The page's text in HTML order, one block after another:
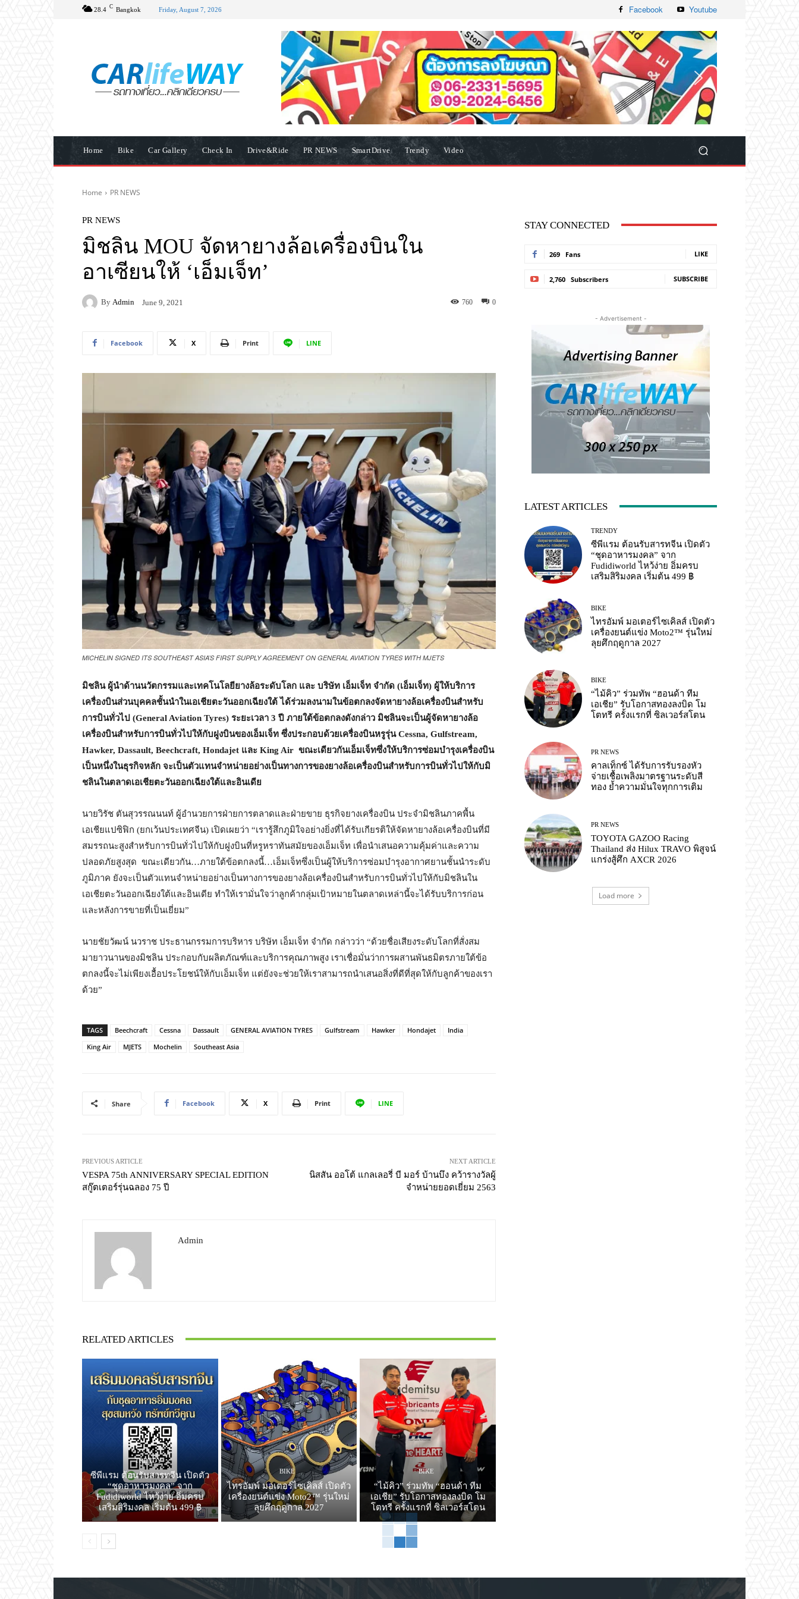
28.4 C Bangkok Friday, August 7, 2026 Facebook Youtube
Home Bike Car Gallery Check In Drive&Ride PR NEWS SmartDrive Trendy Video
Home PR NEWS
PR NEWS
มิชลิน MOU จัดหายางล้อเครื่องบินใน
อาเซียนให้ ‘เอ็มเจ็ท’
By Admin June 9, 2021 0
760
Facebook X Print LINE
MICHELIN SIGNED ITS SOUTHEAST ASIA’S FIRST SUPPLY AGREEMENT ON GENERAL AVIATION TYRES WITH MJETS
มิชลิน ผู้นำด้านนวัตกรรมและเทคโนโลยียางล้อระดับโลก และ บริษัท เอ็มเจ็ท จำกัด (เอ็มเจ็ท) ผู้ให้บริการ
เครื่องบินส่วนบุคคลชั้นนำในเอเชียตะวันออกเฉียงใต้ ได้ร่วมลงนามในข้อตกลงจัดหายางล้อเครื่องบินสำหรับ
การบินทั่วไป (General Aviation Tyres) ระยะเวลา 3 ปี ภายใต้ข้อตกลงดังกล่าว มิชลินจะเป็นผู้จัดหายางล้อ
เครื่องบินสำหรับการบินทั่วไปให้กับฝูงบินของเอ็มเจ็ท ซึ่งประกอบด้วยเครื่องบินหรูรุ่นCessna, Gulfstream,
Hawker, Dassault, Beechcraft, Hondajet และ King Air ขณะเดียวกันเอ็มเจ็ทซึ่งให้บริการซ่อมบำรุงเครื่องบิน
เป็นหนึ่งในธุรกิจหลัก จะเป็นตัวแทนจำหน่ายอย่างเป็นทางการของยางล้อเครื่องบินสำหรับการบินทั่วไปให้กับมิ
ชลินในตลาดเอเชียตะวันออกเฉียงใต้และอินเดีย
นายวิรัช ตันสุวรรณนนท์ ผู้อำนวยการฝ่ายการตลาดและฝ่ายขาย ธุรกิจยางเครื่องบิน ประจำมิชลินภาคพื้น
เอเชียแปซิฟิก (ยกเว้นประเทศจีน) เปิดเผยว่า “เรารู้สึกภูมิใจอย่างยิ่งที่ได้รับเกียรติให้จัดหายางล้อเครื่องบินที่มี
สมรรถนะสูงสำหรับการบินทั่วไปให้กับฝูงบินที่หรูหราทันสมัยของเอ็มเจ็ท เพื่อนำเสนอความคุ้มค่าและความ
ปลอดภัยสูงสุด ขณะเดียวกัน…ภายใต้ข้อตกลงนี้…เอ็มเจ็ทซึ่งเป็นผู้ให้บริการซ่อมบำรุงอากาศยานชั้นนำระดับ
ภูมิภาค ยังจะเป็นตัวแทนจำหน่ายอย่างเป็นทางการของยางล้อเครื่องบินสำหรับการบินทั่วไปให้กับมิชลินใน
เอเชียตะวันออกเฉียงใต้และอินเดีย ทำให้เรามั่นใจว่าลูกค้ากลุ่มเป้าหมายในตลาดเหล่านี้จะได้รับบริการก่อน
และหลังการขายที่เป็นเยี่ยม”
นายชัยวัฒน์ นวราช ประธานกรรมการบริหาร บริษัท เอ็มเจ็ท จำกัด กล่าวว่า “ด้วยชื่อเสียงระดับโลกที่สั่งสม
มายาวนานของมิชลิน ประกอบกับผลิตภัณฑ์และบริการคุณภาพสูง เราเชื่อมั่นว่าการผสานพันธมิตรภายใต้ข้อ
ตกลงนี้จะไม่เพียงเอื้อประโยชน์ให้กับเอ็มเจ็ท แต่ยังจะช่วยให้เราสามารถนำเสนอสิ่งที่ดีที่สุดให้กับลูกค้าของเรา
ด้วย”
TAGS Beechcraft Cessna Dassault GENERAL AVIATION TYRES Gulfstream Hawker Hondajet
India
King Air
MJETS Mochelin Southeast Asia
Share Facebook X Print LINE
PREVIOUS ARTICLE
VESPA 75th ANNIVERSARY SPECIAL EDITION
สกู๊ตเตอร์รุ่นฉลอง 75 ปี
NEXT ARTICLE
นิสสัน ออโต้ แกลเลอรี่ บี มอร์ บ้านบึง คว้ารางวัลผู้
จำหน่ายยอดเยี่ยม 2563
Admin
RELATED ARTICLES
TRENDY
ซีพีแรม ต้อนรับสารทจีน เปิดตัว
“ชุดอาหารมงคล” จาก
Fudidiworld ไหว้ง่าย อิ่มครบ
เสริมสิริมงคล เริ่มต้น 499 ฿
BIKE
ไทรอัมพ์ มอเตอร์ไซเคิลส์ เปิดตัว
เครื่องยนต์แข่ง Moto2™ รุ่นใหม่
ลุยศึกฤดูกาล 2027
BIKE
“ไม้คิว” ร่วมทัพ “ฮอนด้า ทีม
เอเชีย” รับโอกาสทองลงบิด โม
โตทรี ครั้งแรกที่ ซิลเวอร์สโตน
STAY CONNECTED
269 Fans LIKE
2,760 Subscribers SUBSCRIBE
- Advertisement -
LATEST ARTICLES
TRENDY
ซีพีแรม ต้อนรับสารทจีน เปิดตัว
“ชุดอาหารมงคล” จาก
Fudidiworld ไหว้ง่าย อิ่มครบ
เสริมสิริมงคล เริ่มต้น 499 ฿
BIKE
ไทรอัมพ์ มอเตอร์ไซเคิลส์ เปิดตัว
เครื่องยนต์แข่ง Moto2™ รุ่นใหม่
ลุยศึกฤดูกาล 2027
BIKE
“ไม้คิว” ร่วมทัพ “ฮอนด้า ทีม
เอเชีย” รับโอกาสทองลงบิด โม
โตทรี ครั้งแรกที่ ซิลเวอร์สโตน
PR NEWS
คาลเท็กซ์ ได้รับการรับรองหัว
จ่ายเชื้อเพลิงมาตรฐานระดับสี
ทอง ย้ำความมั่นใจทุกการเติม
PR NEWS
TOYOTA GAZOO Racing
Thailand ส่ง Hilux TRAVO พิสูจน์
แกร่งสู้ศึก AXCR 2026
Load more